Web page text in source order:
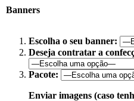
Banners
Escolha o seu banner:
Deseja contratar a
Pacote:
Enviar imagens (caso